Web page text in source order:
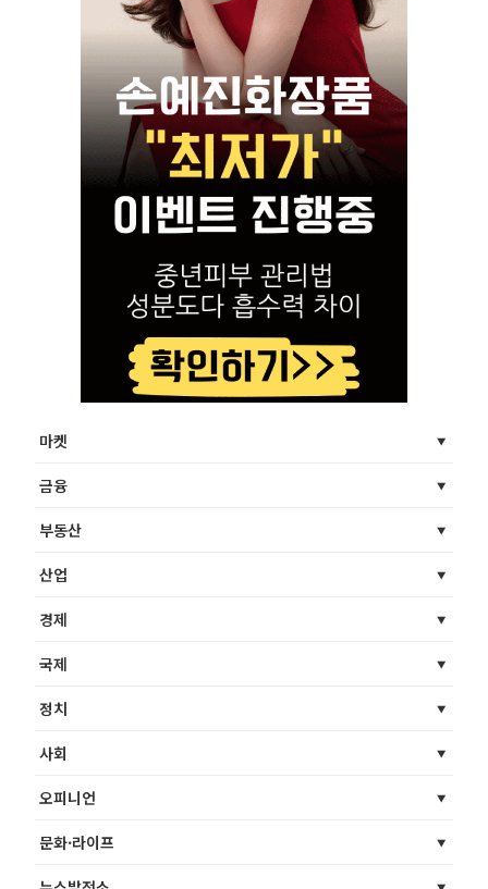
마켓
금융
부동산
산업
경제
국제
정치
사회
오피니언
문화·라이프